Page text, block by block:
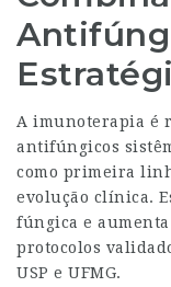
A imunoterapia é
antifúngicos
como primeira
evolução clínica.
fúngica e
protocolos
USP e UFMG.